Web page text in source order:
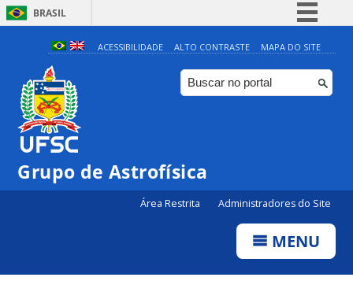
BRASIL
Simplifique!
Comunica BR
Participe
ACESSIBILIDADE ALTO CONTRASTE MAPA DO SITE
Grupo de Astrofísica
Área Restrita Administradores do Site
MENU